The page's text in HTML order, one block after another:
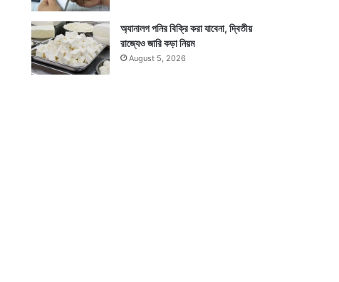
অ্যানালগ পনির বিক্রি করা যাবেনা, দ্বিতীয়
রাজ্যেও জারি কড়া নিয়ম
August 5, 2026